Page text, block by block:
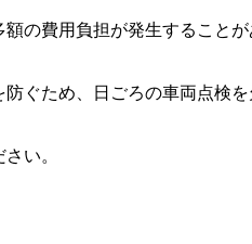
の費用負担が発生することが
ぐため、日ごろの車両点検を
い。